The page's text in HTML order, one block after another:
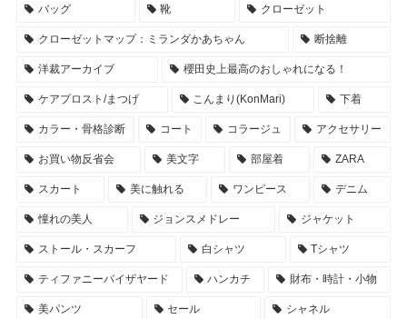
バッグ 靴 クローゼット
クローゼットマップ：ミランダかあちゃん 断捨離
洋裁アーカイブ 櫻田史上最高のおしゃれになる！
ケアプロスト/まつげ こんまり(KonMari) 下着
カラー・骨格診断 コート コラージュ アクセサリー
お買い物反省会 美文字 部屋着 ZARA
スカート 美に触れる ワンピース デニム
憧れの美人 ジョンスメドレー ジャケット
ストール・スカーフ 白シャツ Tシャツ
ティファニーバイザヤード ハンカチ 財布・時計・小物
美パンツ セール シャネル